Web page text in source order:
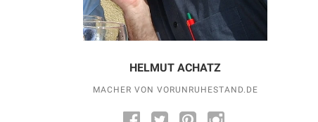
HELMUT ACHATZ
MACHER VON VORUNRUHESTAND.DE